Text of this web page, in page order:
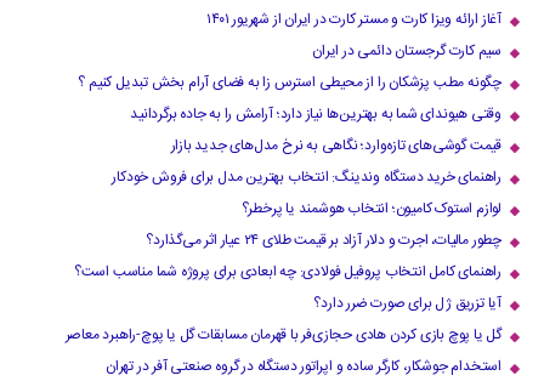
آغاز ارائه ویزا کارت و مستر کارت در ایران از شهریور ۱۴۰۱
سیم کارت گرجستان دائمی در ایران
چگونه مطب پزشکان را از محیطی استرس زا به فضای آرام بخش تبدیل کنیم ؟
وقتی هیوندای شما به بهترین‌ها نیاز دارد؛ آرامش را به جاده برگردانید
قیمت گوشی‌های تازه‌وارد؛ نگاهی به نرخ مدل‌های جدید بازار
راهنمای خرید دستگاه وندینگ: انتخاب بهترین مدل برای فروش خودکار
لوازم استوک کامیون؛ انتخاب هوشمند یا پرخطر؟
چطور مالیات، اجرت و دلار آزاد بر قیمت طلای ۲۴ عیار اثر می‌گذارد؟
راهنمای کامل انتخاب پروفیل فولادی: چه ابعادی برای پروژه شما مناسب است؟
آیا تزریق ژل برای صورت ضرر دارد​؟
گل یا پوچ بازی کردن هادی حجازی‌فر با قهرمان مسابقات گل یا پوچ-راهبرد معاصر
استخدام جوشکار، کارگر ساده و اپراتور دستگاه در گروه صنعتی آفر در تهران